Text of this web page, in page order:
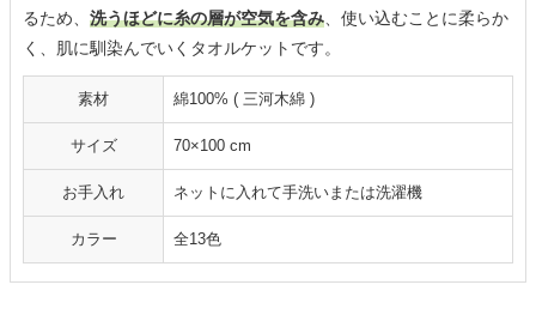
るため、 洗うほどに糸の層が空気を含み、使い込むことに柔らか
く、肌に馴染んでいくタオルケットです。
素材 綿100% ( 三河木綿 )
サイズ 70×100 cm
お手入れ ネットに入れて手洗いまたは洗濯機
カラー 全13色